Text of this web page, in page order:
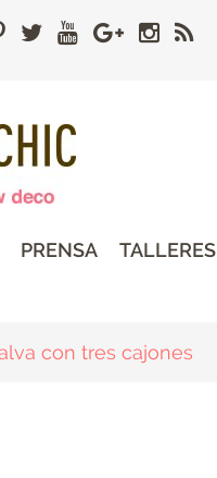
PRENSA TALLERES
con tres cajones